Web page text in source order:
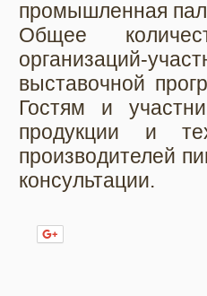
промышленная
Общее
организаций-
выставочной
Гостям и
продукции и
производителей
консультации.